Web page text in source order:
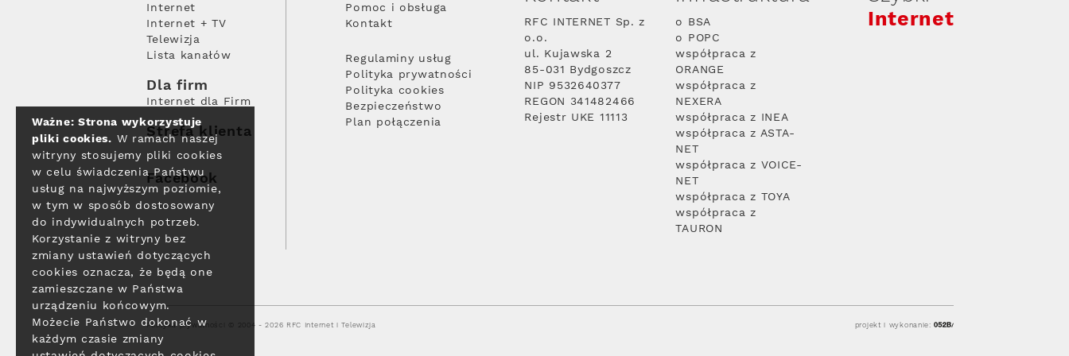
Internet
Internet + TV
Telewizja
Lista kanałów
Dla firm
Internet dla Firm
Strefa klienta
Facebook
Pomoc i obsługa
Kontakt
Regulaminy usług
Polityka prywatności
Polityka cookies
Bezpieczeństwo
Plan połączenia
RFC INTERNET Sp. z
o.o.
ul. Kujawska 2
85-031 Bydgoszcz
NIP 9532640377
REGON 341482466
Rejestr UKE 11113
o BSA
o POPC
współpraca z
ORANGE
współpraca z
NEXERA
współpraca z INEA
współpraca z ASTA-
NET
współpraca z VOICE-
NET
współpraca z TOYA
współpraca z
TAURON
Internet
Polityka prywatności © 2004 - 2026 RFC Internet i Telewizja projekt i wykonanie:
Ważne: Strona wykorzystuje
pliki cookies. W ramach naszej
witryny stosujemy pliki cookies
w celu świadczenia Państwu
usług na najwyższym poziomie,
w tym w sposób dostosowany
do indywidualnych potrzeb.
Korzystanie z witryny bez
zmiany ustawień dotyczących
cookies oznacza, że będą one
zamieszczane w Państwa
urządzeniu końcowym.
Możecie Państwo dokonać w
każdym czasie zmiany